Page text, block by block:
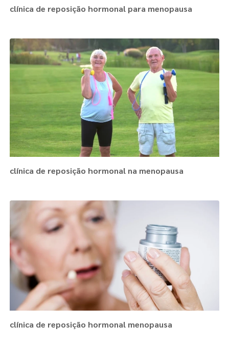
clínica de reposição hormonal para menopausa
clínica de reposição hormonal na menopausa
clínica de reposição hormonal menopausa